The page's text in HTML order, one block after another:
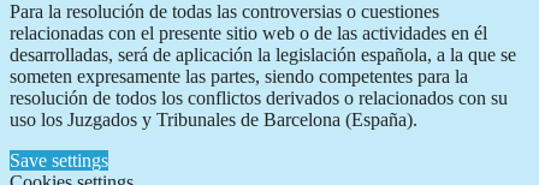
Para la resolución de todas las controversias o cuestiones
relacionadas con el presente sitio web o de las actividades en él
desarrolladas, será de aplicación la legislación española, a la que se
someten expresamente las partes, siendo competentes para la
resolución de todos los conflictos derivados o relacionados con su
uso los Juzgados y Tribunales de Barcelona (España).
Save settings